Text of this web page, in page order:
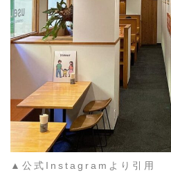
▲公式Instagramより引用